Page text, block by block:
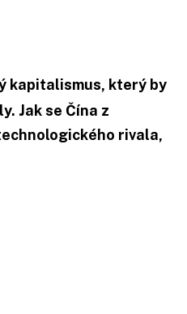
kapitalismus, který by
Jak se Čína z
rivala,